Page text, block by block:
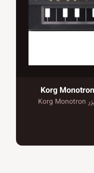
نام محصول: سینتی سایزر Korg Monotron